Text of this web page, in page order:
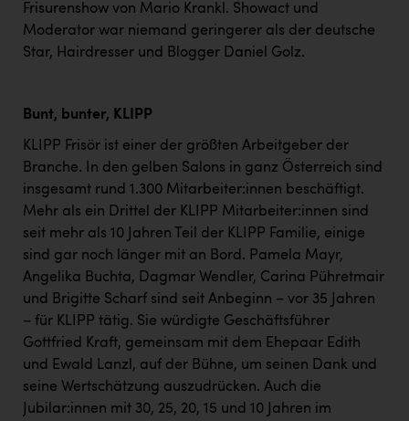
TCL
TGW Logistics
VERITAS
Vier Diamanten
Vorlagenportal
Wir besiegen Krebs
Wirtschaftskammer OÖ
ZGONC
ZULuft - Zukunft Luft Austria
Österreichisches Hebammengremium
Frisurenshow von Mario Krankl. Showact und
Moderator war niemand geringerer als der deutsche
Star, Hairdresser und Blogger Daniel Golz.
Bunt, bunter, KLIPP
KLIPP Frisör ist einer der größten Arbeitgeber der
Branche. In den gelben Salons in ganz Österreich sind
insgesamt rund 1.300 Mitarbeiter:innen beschäftigt.
Mehr als ein Drittel der KLIPP Mitarbeiter:innen sind
seit mehr als 10 Jahren Teil der KLIPP Familie, einige
sind gar noch länger mit an Bord. Pamela Mayr,
Angelika Buchta, Dagmar Wendler, Carina Pühretmair
und Brigitte Scharf sind seit Anbeginn – vor 35 Jahren
– für KLIPP tätig. Sie würdigte Geschäftsführer
Gottfried Kraft, gemeinsam mit dem Ehepaar Edith
und Ewald Lanzl, auf der Bühne, um seinen Dank und
seine Wertschätzung auszudrücken. Auch die
Jubilar:innen mit 30, 25, 20, 15 und 10 Jahren im